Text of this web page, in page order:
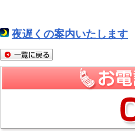
夜遅くの案内いたします